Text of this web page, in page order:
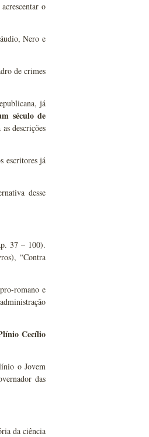
o
Nero e
de crimes
já
século de
descrições
escritores já
desse
37 – 100).
“Contra
romano e
Cecílio
o Jovem
das
da ciência